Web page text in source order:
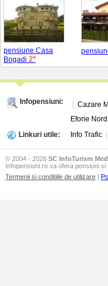
pensiune Casa
Bogadi 2*
Infopensiuni: Cazare
Eforie Nord
Linkuri utile:
Info Trafic
© 2004 - 2026 SC InfoTurism
Infopensiuni.ro va ofera pensiuni
Termenii si conditiile de utilizare |